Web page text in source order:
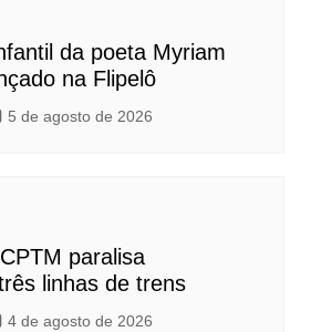
da poeta Myriam
na Flipelô
5 de agosto de 2026
paralisa
linhas de trens
4 de agosto de 2026